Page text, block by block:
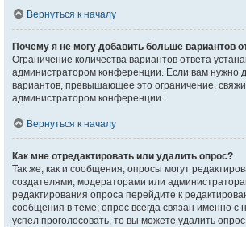
Вернуться к началу
Почему я не могу добавить больше вариантов
Ограничение количества вариантов ответа
администратором конференции. Если вам нужно
вариантов, превышающее это ограничение,
администратором конференции.
Вернуться к началу
Как мне отредактировать или удалить опрос?
Так же, как и сообщения, опросы могут
создателями, модераторами или
редактирования опроса перейдите к
сообщения в теме; опрос всегда связан именно с
успел проголосовать, то вы можете удалить